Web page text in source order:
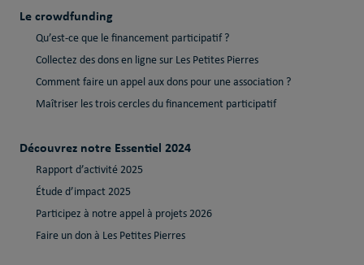
Le crowdfunding
Qu’est-ce que le financement participatif ?
Collectez des dons en ligne sur Les Petites Pierres
Comment faire un appel aux dons pour une association ?
Maîtriser les trois cercles du financement participatif
Découvrez notre Essentiel 2024
Rapport d’activité 2025
Étude d’impact 2025
Participez à notre appel à projets 2026
Faire un don à Les Petites Pierres